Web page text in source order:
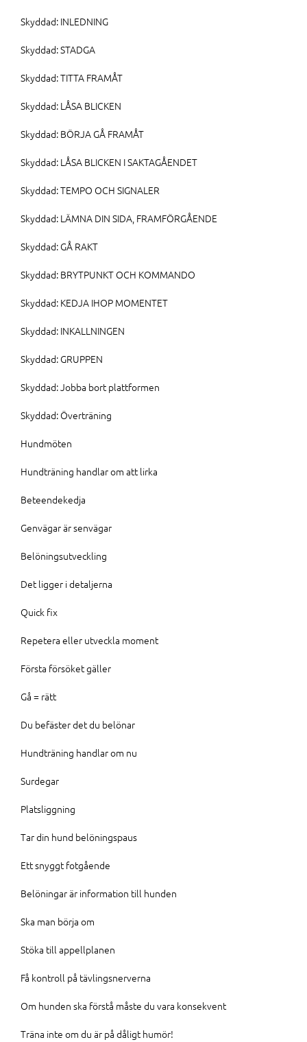
Skyddad: INLEDNING
Skyddad: STADGA
Skyddad: TITTA FRAMÅT
Skyddad: LÅSA BLICKEN
Skyddad: BÖRJA GÅ FRAMÅT
Skyddad: LÅSA BLICKEN I SAKTAGÅENDET
Skyddad: TEMPO OCH SIGNALER
Skyddad: LÄMNA DIN SIDA, FRAMFÖRGÅENDE
Skyddad: GÅ RAKT
Skyddad: BRYTPUNKT OCH KOMMANDO
Skyddad: KEDJA IHOP MOMENTET
Skyddad: INKALLNINGEN
Skyddad: GRUPPEN
Skyddad: Jobba bort plattformen
Skyddad: Överträning
Hundmöten
Hundträning handlar om att lirka
Beteendekedja
Genvägar är senvägar
Belöningsutveckling
Det ligger i detaljerna
Quick fix
Repetera eller utveckla moment
Första försöket gäller
Gå = rätt
Du befäster det du belönar
Hundträning handlar om nu
Surdegar
Platsliggning
Tar din hund belöningspaus
Ett snyggt fotgående
Belöningar är information till hunden
Ska man börja om
Stöka till appellplanen
Få kontroll på tävlingsnerverna
Om hunden ska förstå måste du vara konsekvent
Träna inte om du är på dåligt humör!